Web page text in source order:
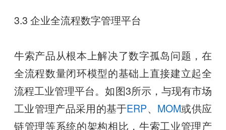
3.3 企业全流程数字管理平台
牛索产品从根本上解决了数字孤岛问题，在
全流程数量闭环模型的基础上直接建立起全
流程工业管理平台。如图3所示，与现有市场
工业管理产品采用的基于ERP、 MOM或供应
链管理等系统的架构相比，牛索工业管理产